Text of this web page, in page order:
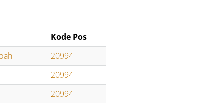
Kode Pos
20994
20994
20994